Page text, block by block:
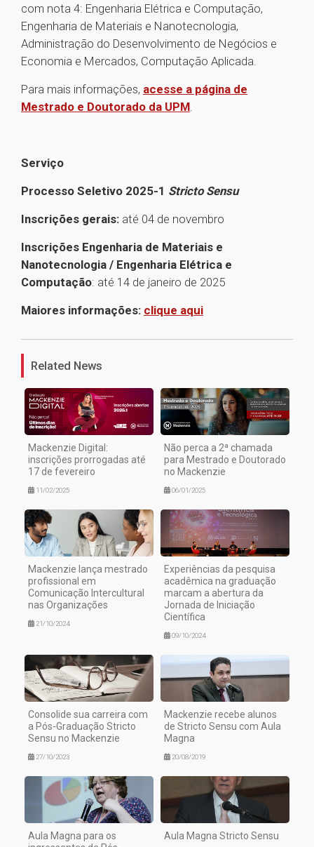
com nota 4: Engenharia Elétrica e Computação,
Engenharia de Materiais e Nanotecnologia,
Administração do Desenvolvimento de Negócios e
Economia e Mercados, Computação Aplicada.
Para mais informações, acesse a página de
Mestrado e Doutorado da UPM.
Serviço
Processo Seletivo 2025-1 Stricto Sensu
Inscrições gerais: até 04 de novembro
Inscrições Engenharia de Materiais e
Nanotecnologia / Engenharia Elétrica e
Computação: até 14 de janeiro de 2025
Maiores informações: clique aqui
1
Related News
Mackenzie Digital:
inscrições prorrogadas até
17 de fevereiro
11/02/2025
Não perca a 2ª chamada
para Mestrado e Doutorado
no Mackenzie
06/01/2025
Mackenzie lança mestrado
profissional em
Comunicação Intercultural
nas Organizações
21/10/2024
Experiências da pesquisa
acadêmica na graduação
marcam a abertura da
Jornada de Iniciação
Científica
09/10/2024
Consolide sua carreira com
a Pós-Graduação Stricto
Sensu no Mackenzie
27/10/2023
Mackenzie recebe alunos
de Stricto Sensu com Aula
Magna
20/08/2019
Aula Magna para os
Aula Magna Stricto Sensu